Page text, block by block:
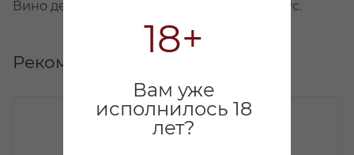
18+
Вам уже
исполнилось 18
лет?
Вино демонстрирует чистый, богатый вкус.
Рекомендуем